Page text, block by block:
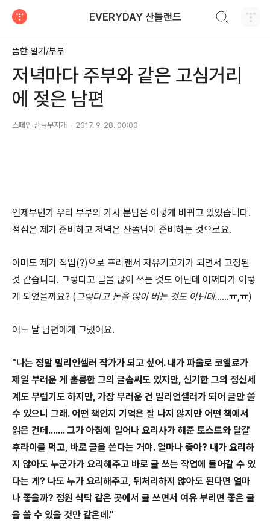
EVERYDAY 산들랜드
뜸한 일기/부부
저녁마다 주부와 같은 고심거리
에 젖은 남편
스페인 산들무지개 2017. 9. 28. 00:00
언제부턴가 우리 부부의 가사 분담은 이렇게 바뀌고 있었습니다.
점심은 제가 준비하고 저녁은 산똘님이 준비하는 것으로요.
아마도 제가 직업(?)으로 프리랜서 자유기고가가 되면서 고정된
것 같습니다. 그렇다고 글을 많이 쓰는 것도 아닌데 어쩌다가 이렇
게 되었을까요? (그렇다고 돈을 많이 버는 것도 아닌데......ㅠ,ㅠ)
어느 날 남편에게 그랬어요.
"나는 정말 밀리언셀러 작가가 되고 싶어. 내가 파울로 코엘료가
제일 부러운 게 훌륭한 그의 글솜씨도 있지만, 신기한 그의 정신세
계도 부럽기도 하지만, 가장 부러운 건 밀리언셀러가 되어 글만 쓸
수 있으니 그래. 어떤 책인지 기억은 잘 나지 않지만 어떤 책에서
읽은 건데.......그가 아침에 일어나 요리사가 해준 토스트와 달걀
후라이를 먹고, 바로 글을 쓴다는 거야. 얼마나 좋아? 내가 요리하
지 않아도 누군가가 요리해주고 바로 글 쓰는 작업에 들어갈 수 있
다는 게 ? 나도 누가 요리해주고, 뒤처리하지 않아도 된다면 얼마
나 좋을까? 정원 식탁 같은 곳에서 글 쓰면서 여유 부리면 좋은 글
을 쓸 수 있을 것만 같은데 ."